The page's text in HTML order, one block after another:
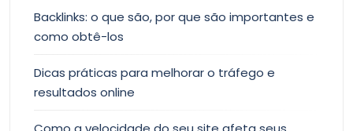
Backlinks: o que são, por que são importantes e
como obtê-los
Dicas práticas para melhorar o tráfego e
resultados online